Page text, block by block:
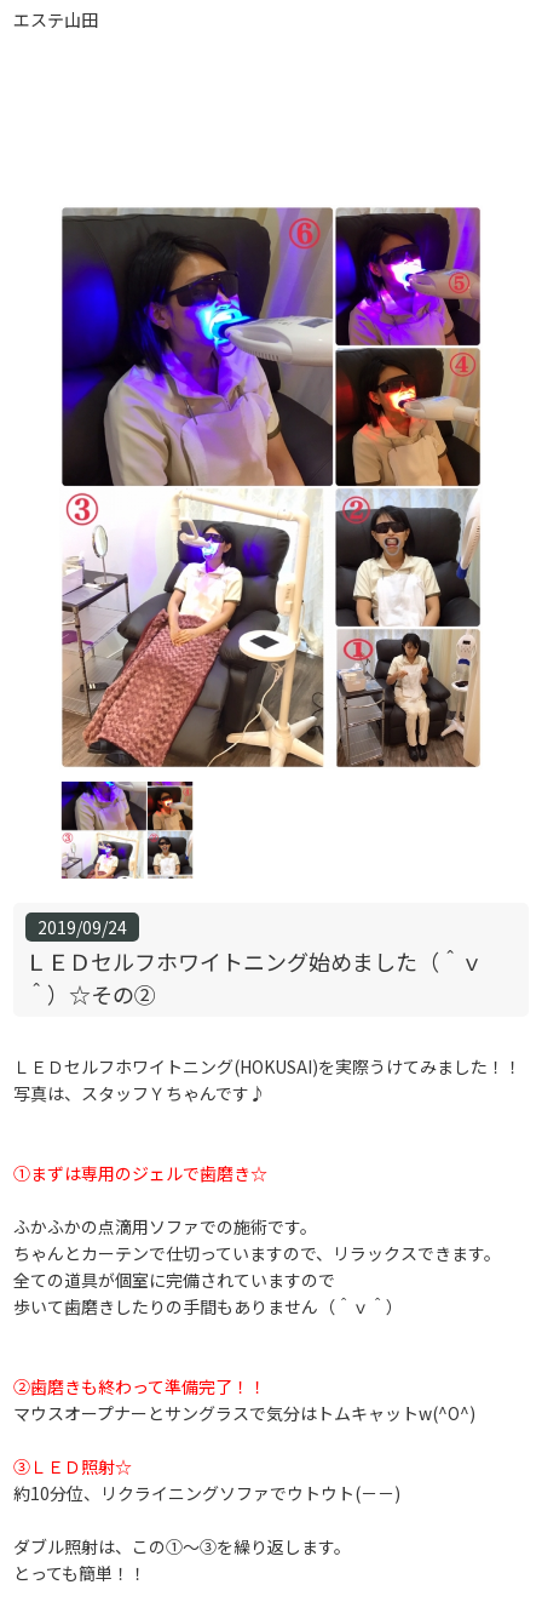
エステ山田
2019/09/24
ＬＥＤセルフホワイトニング始めました（＾ｖ
＾）☆その②
ＬＥＤセルフホワイトニング(HOKUSAI)を実際うけてみました！！
写真は、スタッフＹちゃんです♪
①まずは専用のジェルで歯磨き☆
ふかふかの点滴用ソファでの施術です。
ちゃんとカーテンで仕切っていますので、リラックスできます。
全ての道具が個室に完備されていますので
歩いて歯磨きしたりの手間もありません（＾ｖ＾）
②歯磨きも終わって準備完了！！
マウスオープナーとサングラスで気分はトムキャットw(^O^)
③ＬＥＤ照射☆
約10分位、リクライニングソファでウトウト(－－)
ダブル照射は、この①～③を繰り返します。
とっても簡単！！